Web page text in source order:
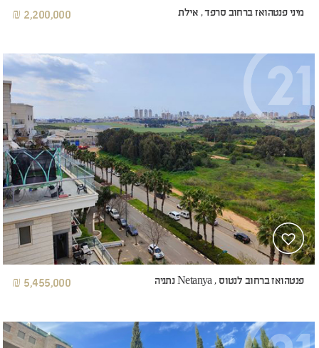
מיני פנטהואז ברחוב סרפד , אילת 2,200,000 ₪
פנטהואז ברחוב לנטוס , Netanya נתניה 5,455,000 ₪